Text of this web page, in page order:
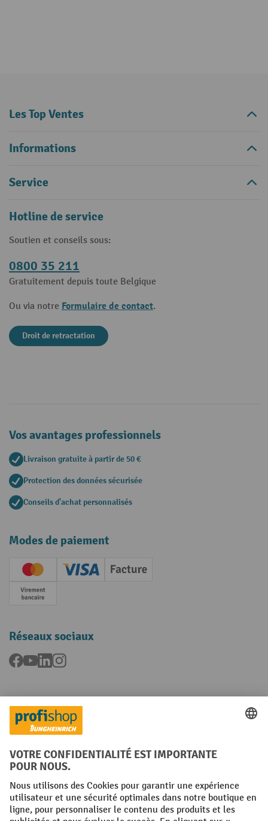
Les Top Ventes
Informations
Service
Hotline de service
Soutien et conseils sous:
0800 35 211
Gratuitement depuis toute Belgique
Ou via notre Formulaire de contact.
Droit de retractation
Vos avantages professionnels
Livraison gratuite à partir de 50 €
Protection des données sécurisée
Conseils d'achat personnalisés
Modes de paiement
Creditcard (Master)Creditcard (Visa)
Facture
Paiement anticipé
Réseaux sociaux
Facebook
YouTubeLinkedInInstagram
Langues
FR NL
Conditions générales Mentions légales
Protection des Données Politique de cookies